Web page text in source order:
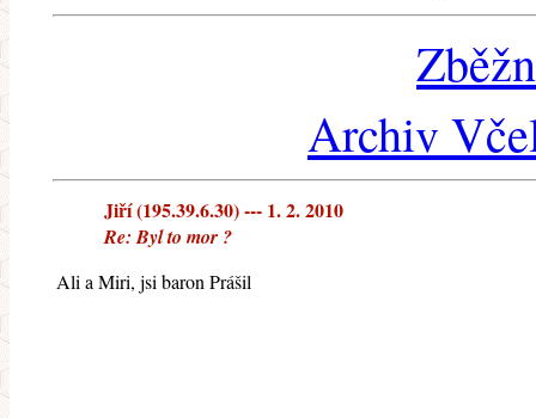
Archiv
Jiří (195.39.6.30) --- 1. 2. 2010
Re: Byl to mor ?
Ali a Miri, jsi baron Prášil